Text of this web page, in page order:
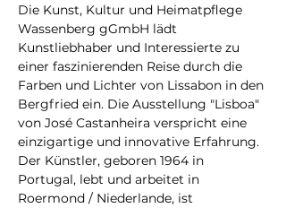
Die Kunst, Kultur und Heimatpflege
Wassenberg gGmbH lädt
Kunstliebhaber und Interessierte zu
einer faszinierenden Reise durch die
Farben und Lichter von Lissabon in den
Bergfried ein. Die Ausstellung "Lisboa"
von José Castanheira verspricht eine
einzigartige und innovative Erfahrung.
Der Künstler, geboren 1964 in
Portugal, lebt und arbeitet in
Roermond / Niederlande, ist